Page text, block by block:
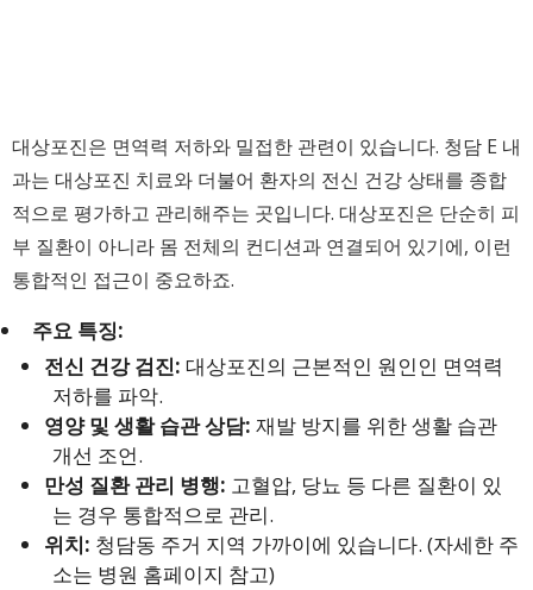
대상포진은 면역력 저하와 밀접한 관련이 있습니다. 청담 E 내
과는 대상포진 치료와 더불어 환자의 전신 건강 상태를 종합
적으로 평가하고 관리해주는 곳입니다. 대상포진은 단순히 피
부 질환이 아니라 몸 전체의 컨디션과 연결되어 있기에, 이런
통합적인 접근이 중요하죠.
주요 특징:
전신 건강 검진: 대상포진의 근본적인 원인인 면역력
저하를 파악.
영양 및 생활 습관 상담: 재발 방지를 위한 생활 습관
개선 조언.
만성 질환 관리 병행: 고혈압, 당뇨 등 다른 질환이 있
는 경우 통합적으로 관리.
위치: 청담동 주거 지역 가까이에 있습니다. (자세한 주
소는 병원 홈페이지 참고)